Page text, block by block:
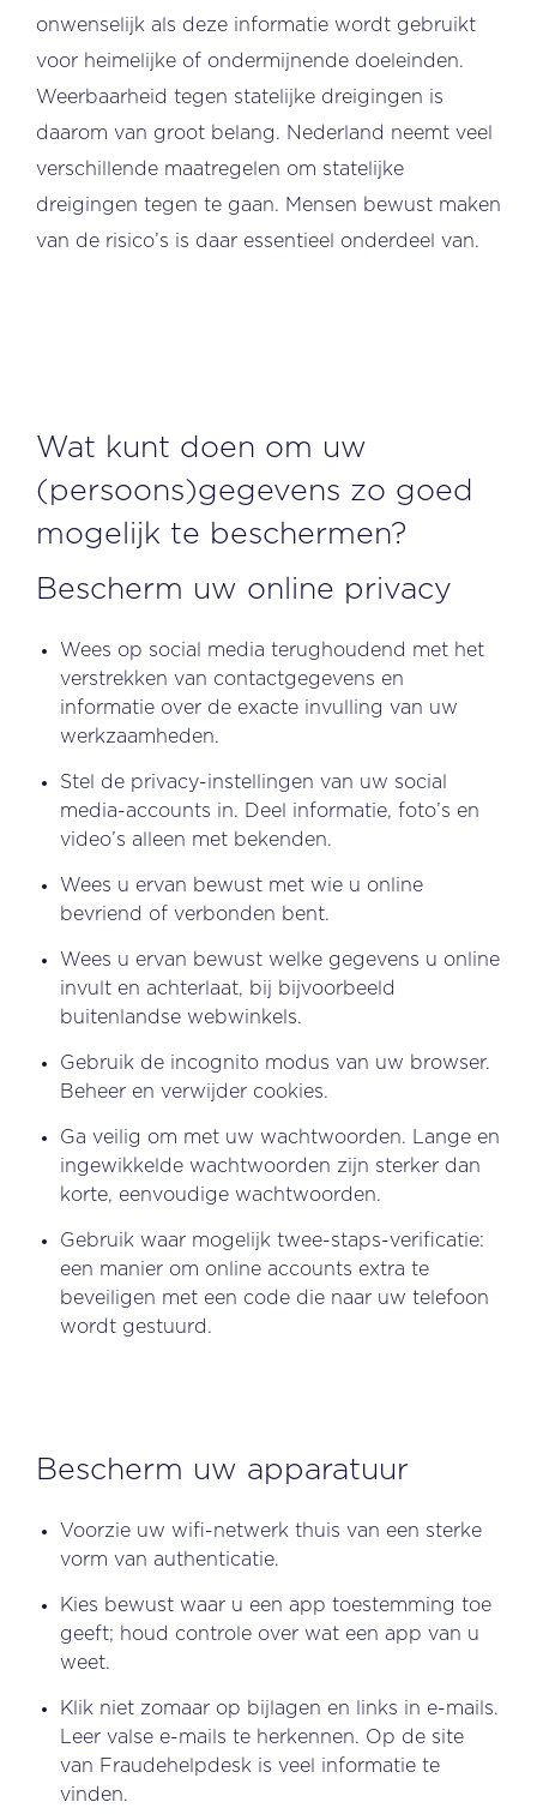
onwenselijk als deze informatie wordt gebruikt
voor heimelijke of ondermijnende doeleinden.
Weerbaarheid tegen statelijke dreigingen is
daarom van groot belang. Nederland neemt veel
verschillende maatregelen om statelijke
dreigingen tegen te gaan. Mensen bewust maken
van de risico’s is daar essentieel onderdeel van.
Wat kunt doen om uw
(persoons)gegevens zo goed
mogelijk te beschermen?
Bescherm uw online privacy
Wees op social media terughoudend met het
verstrekken van contactgegevens en
informatie over de exacte invulling van uw
werkzaamheden.
Stel de privacy-instellingen van uw social
media-accounts in. Deel informatie, foto’s en
video’s alleen met bekenden.
Wees u ervan bewust met wie u online
bevriend of verbonden bent.
Wees u ervan bewust welke gegevens u online
invult en achterlaat, bij bijvoorbeeld
buitenlandse webwinkels.
Gebruik de incognito modus van uw browser.
Beheer en verwijder cookies.
Ga veilig om met uw wachtwoorden. Lange en
ingewikkelde wachtwoorden zijn sterker dan
korte, eenvoudige wachtwoorden.
Gebruik waar mogelijk twee-staps-verificatie:
een manier om online accounts extra te
beveiligen met een code die naar uw telefoon
wordt gestuurd.
Bescherm uw apparatuur
Voorzie uw wifi-netwerk thuis van een sterke
vorm van authenticatie.
Kies bewust waar u een app toestemming toe
geeft; houd controle over wat een app van u
weet.
Klik niet zomaar op bijlagen en links in e-mails.
Leer valse e-mails te herkennen. Op de site
van Fraudehelpdesk is veel informatie te
vinden.